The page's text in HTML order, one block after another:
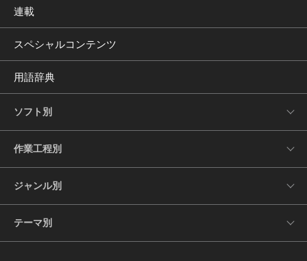
連載
スペシャルコンテンツ
用語辞典
ソフト別
作業工程別
ジャンル別
テーマ別